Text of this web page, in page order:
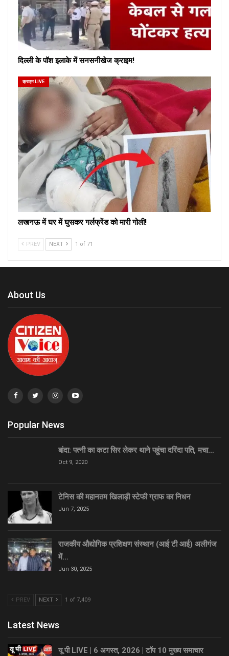
दिल्ली के पॉश इलाके में सनसनीखेज क्राइम!
क्राइम LIVE
लखनऊ में घर में घुसकर गर्लफ्रेंड को मारी गोली!
PREV NEXT 1 of 71
About Us
Popular News
बांदा: पत्नी का कटा सिर लेकर थाने पहुंचा दरिंदा पति, मचा…
Oct 9, 2020
टेनिस की महानतम खिलाड़ी स्टेफी ग्राफ का निधन
Jun 7, 2025
राजकीय औद्योगिक प्रशिक्षण संस्थान (आई टी आई) अलीगंज
में…
Jun 30, 2025
PREV NEXT 1 of 7,409
Latest News
यू पी LIVE | 6 अगस्त, 2026 | टॉप 10 मुख्य समाचार